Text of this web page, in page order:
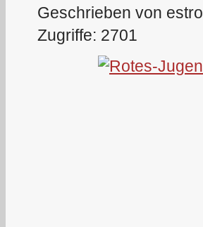
Geschrieben von estro
Zugriffe: 2701